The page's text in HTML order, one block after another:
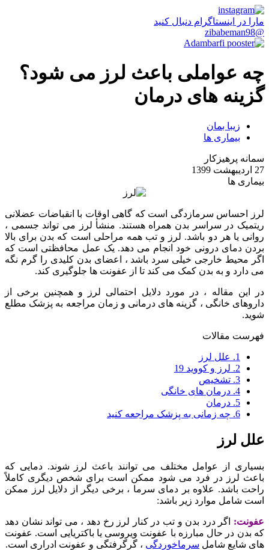
مارا در اینستاگرام دنبال کنید
@zibabeman98
چه عواملی باعث لرز می شود؟
گزینه های درمان
زیبا بمان
بیماری ها
سمانه پرهیزکار
27 اردیبهشت 1399
بیماری ها
لرز احساس سرمازدگی است که گاهی اوقات با انقباضات عضلانی
ریتمیک در سراسر بدن همراه هستند. منشأ لرز می تواند جسمی ،
روانی یا هر دو باشد. لرز و تب همه مراحلی است که بدن برای بالا
بردن دمای درونی خود انجام می دهد. یک عمل محافظتی است که
اگر محیط خارجی خیلی سرد باشد ، اعضای بدن کلیدی را گرم نگه
می دارد و به بدن کمک می کند تا از عفونت ها جلوگیری کند.
در این مقاله ، در مورد دلایل احتمالی لرز و همچنین برخی از
داروهای خانگی ، گزینه های درمانی و زمان مراجعه به پزشک مطلع
شوید.
فهرست مقالات
1.
علل لرز
2. لرز و کووید 19
3. تشخیص
4. درمان های خانگی
5. درمان
6. چه زمانی به پزشک مراجعه کنید
علل لرز
بسیاری از عوامل مختلف می توانند باعث لرز شوند. دمایی که
باعث لرز در فرد می شود ممکن است برای شخص دیگری کاملاً
راحت باشد. علاوه بر دمای سرما ، برخی دیگر از دلایل لرز ممکن
است شامل موارد زیر باشد:
عفونت: اگر درد بدن و تب در کنار لرز رخ دهد ، می تواند نشان دهد
که بدن در حال مبارزه با عفونت ویروسی یا باکتریایی است. عفونت
های شایع شامل سرماخوردگی ، گرگرفتگی و عفونت ادراری است.